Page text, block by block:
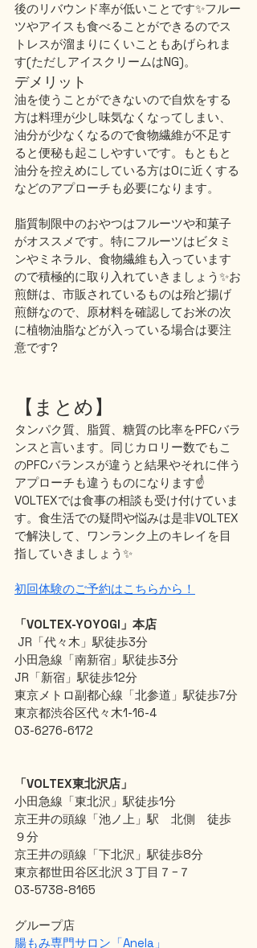
後のリバウンド率が低いことです✨フルー
ツやアイスも食べることができるのでス
トレスが溜まりにくいこともあげられま
す(ただしアイスクリームはNG)。
デメリット
油を使うことができないので自炊をする
方は料理が少し味気なくなってしまい、
油分が少なくなるので食物繊維が不足す
ると便秘も起こしやすいです。もともと
油分を控えめにしている方は0に近くする
などのアプローチも必要になります。
脂質制限中のおやつはフルーツや和菓子
がオススメです。特にフルーツはビタミ
ンやミネラル、食物繊維も入っています
ので積極的に取り入れていきましょう✨お
煎餅は、市販されているものは殆ど揚げ
煎餅なので、原材料を確認してお米の次
に植物油脂などが入っている場合は要注
意です?
【まとめ】
タンパク質、脂質、糖質の比率をPFCバラ
ンスと言います。同じカロリー数でもこ
のPFCバランスが違うと結果やそれに伴う
アプローチも違うものになります☝️
VOLTEXでは食事の相談も受け付けていま
す。食生活での疑問や悩みは是非VOLTEX
で解決して、ワンランク上のキレイを目
指していきましょう✨
初回体験のご予約はこちらから！
「VOLTEX-YOYOGI」本店
JR「代々木」駅徒歩3分
小田急線「南新宿」駅徒歩3分
JR「新宿」駅徒歩12分
東京メトロ副都心線「北参道」駅徒歩7分
東京都渋谷区代々木1-16-4
03-6276-6172
「VOLTEX東北沢店」
小田急線「東北沢」駅徒歩1分
京王井の頭線「池ノ上」駅　北側　徒歩
９分
京王井の頭線「下北沢」駅徒歩8分
東京都世田谷区北沢３丁目７−７
03-5738-8165
グループ店
腸もみ専門サロン「Anela」